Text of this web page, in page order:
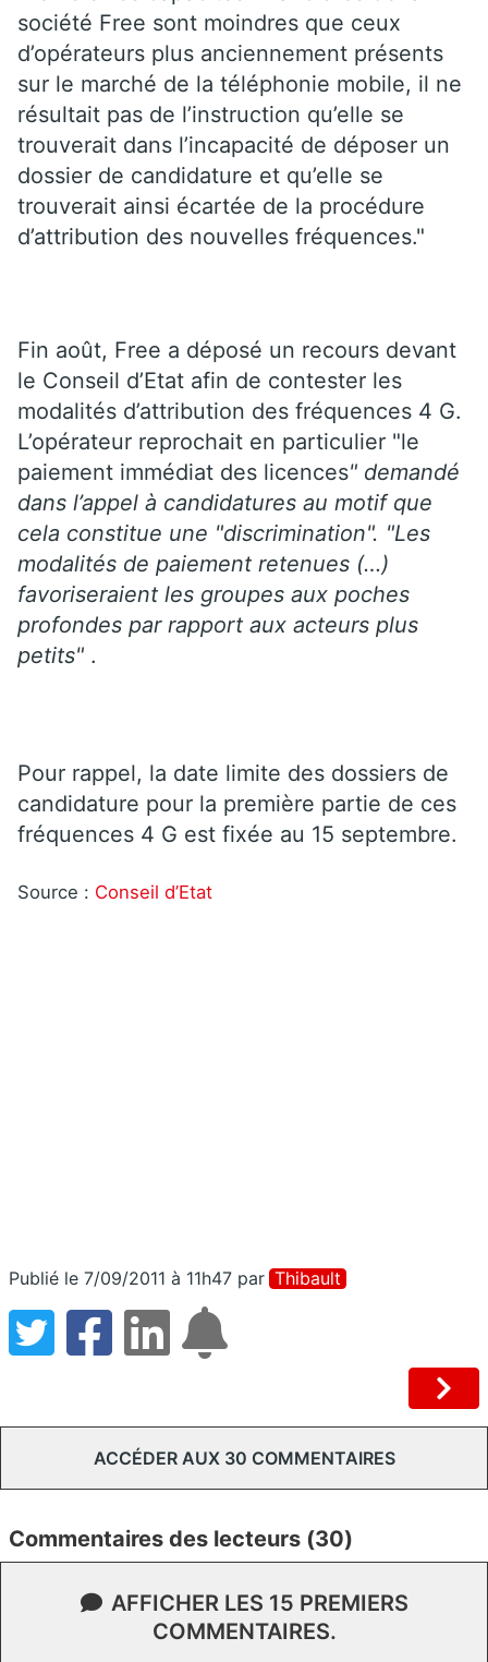
société Free sont moindres que ceux
d’opérateurs plus anciennement présents
sur le marché de la téléphonie mobile, il ne
résultait pas de l’instruction qu’elle se
trouverait dans l’incapacité de déposer un
dossier de candidature et qu’elle se
trouverait ainsi écartée de la procédure
d’attribution des nouvelles fréquences."
Fin août, Free a déposé un recours devant
le Conseil d’Etat afin de contester les
modalités d’attribution des fréquences 4 G.
L’opérateur reprochait en particulier "le
paiement immédiat des licences" demandé
dans l’appel à candidatures au motif que
cela constitue une "discrimination". "Les
modalités de paiement retenues (…)
favoriseraient les groupes aux poches
profondes par rapport aux acteurs plus
petits" .
Pour rappel, la date limite des dossiers de
candidature pour la première partie de ces
fréquences 4 G est fixée au 15 septembre.
Source : Conseil d’Etat
Publié le 7/09/2011 à 11h47 par Thibault
ACCÉDER AUX 30 COMMENTAIRES
Commentaires des lecteurs (30)
AFFICHER LES 15 PREMIERS
COMMENTAIRES.